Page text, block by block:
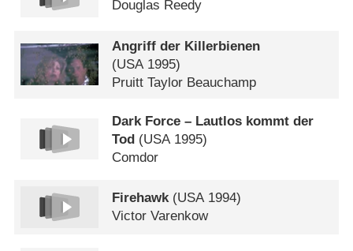
Douglas Reedy
Angriff der Killerbienen
(USA1995)
Pruitt Taylor Beauchamp
Dark Force – Lautlos kommt der
Tod (USA 1995)
Comdor
Firehawk(USA1994)
Victor Varenkow